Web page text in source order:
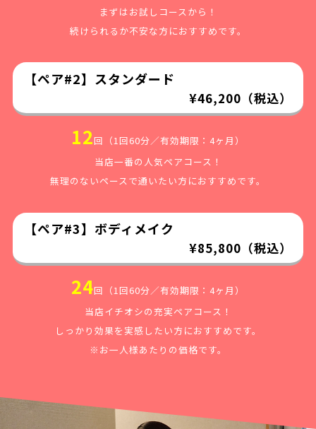
まずはお試しコースから！
続けられるか不安な方におすすめです。
【ペア#2】スタンダード
¥46,200（税込）
12回（1回60分／有効期限：4ヶ月）
当店一番の人気ペアコース！
無理のないペースで通いたい方におすすめです。
【ペア#3】ボディメイク
¥85,800（税込）
24回（1回60分／有効期限：4ヶ月）
当店イチオシの充実ペアコース！
しっかり効果を実感したい方におすすめです。
※お一人様あたりの価格です。